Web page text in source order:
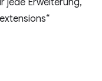
jede Erweiterung,